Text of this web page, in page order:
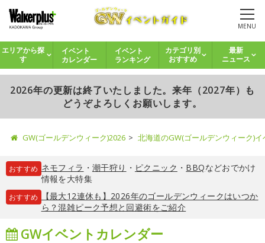
MENU
エリアから探
す
イベント
カレンダー
イベント
ランキング
カテゴリ別
おすすめ
最新
ニュース
2026年の更新は終了いたしました。来年（2027年）も
どうぞよろしくお願いします。
GW(ゴールデンウィーク)2026 北海道のGW(ゴールデンウィーク)
おすすめ ネモフィラ ・ 潮干狩り ・ ピクニック ・ BBQなどおでかけ
情報を大特集
おすすめ
【最大12連休も】2026年のゴールデンウィークはいつか
ら？混雑ピーク予想と回避術をご紹介
GWイベントカレンダー